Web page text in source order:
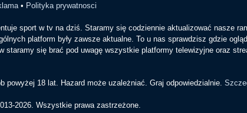
• Polityka prywatnosci
sport w tv na dziś. Staramy się codziennie aktualizować nasze
platform były zawsze aktualne. To u nas sprawdzisz gdzie
staramy się brać pod uwagę wszystkie platformy telewizyjne oraz
powyżej 18 lat. Hazard może uzależniać. Graj odpowiedzialnie.
2026. Wszystkie prawa zastrzeżone.